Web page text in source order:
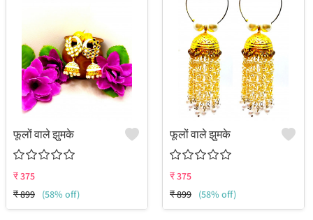
फूलों वाले झुमके
₹375
₹899 (58% off)
फूलों वाले झुमके
₹375
₹899 (58% off)